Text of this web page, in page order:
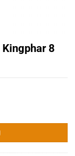
8
số lượng